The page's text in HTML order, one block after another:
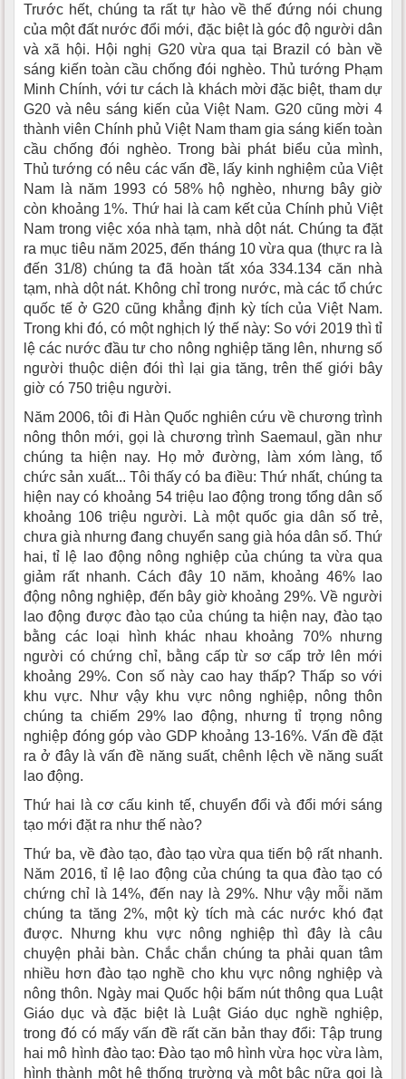
Trước hết, chúng ta rất tự hào về thế đứng nói chung
của một đất nước đổi mới, đặc biệt là góc độ người dân
và xã hội. Hội nghị G20 vừa qua tại Brazil có bàn về
sáng kiến toàn cầu chống đói nghèo. Thủ tướng Phạm
Minh Chính, với tư cách là khách mời đặc biệt, tham dự
G20 và nêu sáng kiến của Việt Nam. G20 cũng mời 4
thành viên Chính phủ Việt Nam tham gia sáng kiến toàn
cầu chống đói nghèo. Trong bài phát biểu của mình,
Thủ tướng có nêu các vấn đề, lấy kinh nghiệm của Việt
Nam là năm 1993 có 58% hộ nghèo, nhưng bây giờ
còn khoảng 1%. Thứ hai là cam kết của Chính phủ Việt
Nam trong việc xóa nhà tạm, nhà dột nát. Chúng ta đặt
ra mục tiêu năm 2025, đến tháng 10 vừa qua (thực ra là
đến 31/8) chúng ta đã hoàn tất xóa 334.134 căn nhà
tạm, nhà dột nát. Không chỉ trong nước, mà các tổ chức
quốc tế ở G20 cũng khẳng định kỳ tích của Việt Nam.
Trong khi đó, có một nghịch lý thế này: So với 2019 thì tỉ
lệ các nước đầu tư cho nông nghiệp tăng lên, nhưng số
người thuộc diện đói thì lại gia tăng, trên thế giới bây
giờ có 750 triệu người.
Năm 2006, tôi đi Hàn Quốc nghiên cứu về chương trình
nông thôn mới, gọi là chương trình Saemaul, gần như
chúng ta hiện nay. Họ mở đường, làm xóm làng, tổ
chức sản xuất... Tôi thấy có ba điều: Thứ nhất, chúng ta
hiện nay có khoảng 54 triệu lao động trong tổng dân số
khoảng 106 triệu người. Là một quốc gia dân số trẻ,
chưa già nhưng đang chuyển sang già hóa dân số. Thứ
hai, tỉ lệ lao động nông nghiệp của chúng ta vừa qua
giảm rất nhanh. Cách đây 10 năm, khoảng 46% lao
động nông nghiệp, đến bây giờ khoảng 29%. Về người
lao động được đào tạo của chúng ta hiện nay, đào tạo
bằng các loại hình khác nhau khoảng 70% nhưng
người có chứng chỉ, bằng cấp từ sơ cấp trở lên mới
khoảng 29%. Con số này cao hay thấp? Thấp so với
khu vực. Như vậy khu vực nông nghiệp, nông thôn
chúng ta chiếm 29% lao động, nhưng tỉ trọng nông
nghiệp đóng góp vào GDP khoảng 13-16%. Vấn đề đặt
ra ở đây là vấn đề năng suất, chênh lệch về năng suất
lao động.
Thứ hai là cơ cấu kinh tế, chuyển đổi và đổi mới sáng
tạo mới đặt ra như thế nào?
Thứ ba, về đào tạo, đào tạo vừa qua tiến bộ rất nhanh.
Năm 2016, tỉ lệ lao động của chúng ta qua đào tạo có
chứng chỉ là 14%, đến nay là 29%. Như vậy mỗi năm
chúng ta tăng 2%, một kỳ tích mà các nước khó đạt
được. Nhưng khu vực nông nghiệp thì đây là câu
chuyện phải bàn. Chắc chắn chúng ta phải quan tâm
nhiều hơn đào tạo nghề cho khu vực nông nghiệp và
nông thôn. Ngày mai Quốc hội bấm nút thông qua Luật
Giáo dục và đặc biệt là Luật Giáo dục nghề nghiệp,
trong đó có mấy vấn đề rất căn bản thay đổi: Tập trung
hai mô hình đào tạo: Đào tạo mô hình vừa học vừa làm,
hình thành một hệ thống trường và một bậc nữa gọi là